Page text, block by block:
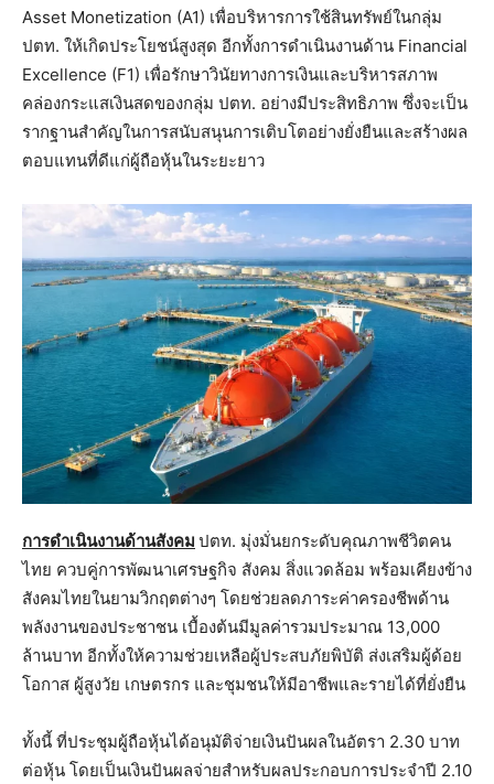
Asset Monetization (A1) เพื่อบริหารการใช้สินทรัพย์ในกลุ่ม
ปตท. ให้เกิดประโยชน์สูงสุด อีกทั้งการดำเนินงานด้าน Financial
Excellence (F1) เพื่อรักษาวินัยทางการเงินและบริหารสภาพ
คล่องกระแสเงินสดของกลุ่ม ปตท. อย่างมีประสิทธิภาพ ซึ่งจะเป็น
รากฐานสำคัญในการสนับสนุนการเติบโตอย่างยั่งยืนและสร้างผล
ตอบแทนที่ดีแก่ผู้ถือหุ้นในระยะยาว
การดำเนินงานด้านสังคม ปตท. มุ่งมั่นยกระดับคุณภาพชีวิตคน
ไทย ควบคู่การพัฒนาเศรษฐกิจ สังคม สิ่งแวดล้อม พร้อมเคียงข้าง
สังคมไทยในยามวิกฤตต่างๆ โดยช่วยลดภาระค่าครองชีพด้าน
พลังงานของประชาชน เบื้องต้นมีมูลค่ารวมประมาณ 13,000
ล้านบาท อีกทั้งให้ความช่วยเหลือผู้ประสบภัยพิบัติ ส่งเสริมผู้ด้อย
โอกาส ผู้สูงวัย เกษตรกร และชุมชนให้มีอาชีพและรายได้ที่ยั่งยืน
ทั้งนี้ ที่ประชุมผู้ถือหุ้นได้อนุมัติจ่ายเงินปันผลในอัตรา 2.30 บาท
ต่อหุ้น โดยเป็นเงินปันผลจ่ายสำหรับผลประกอบการประจำปี 2.10